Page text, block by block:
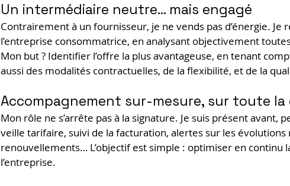
Un intermédiaire neutre… mais engagé
Contrairement à un fournisseur, je ne vends pas d’énergie.
l’entreprise consommatrice, en analysant objectivement
Mon but ? Identifier l’offre la plus avantageuse, en tenant
aussi des modalités contractuelles, de la flexibilité, et de la
Accompagnement sur-mesure, sur toute
Mon rôle ne s’arrête pas à la signature. Je suis présent avant,
veille tarifaire, suivi de la facturation, alertes sur les
renouvellements… L’objectif est simple : optimiser en continu
l’entreprise.